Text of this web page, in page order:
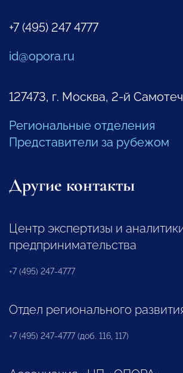
+7 (495) 247 4777
id@opora.ru
127473, г. Москва, 2-й
Региональные отделения
Представители за рубежом
Другие контакты
Центр экспертизы и
предпринимательства
+7 (495) 247-4777
Отдел регионального
+7 (495) 247-4777 (доб. 116, 117)